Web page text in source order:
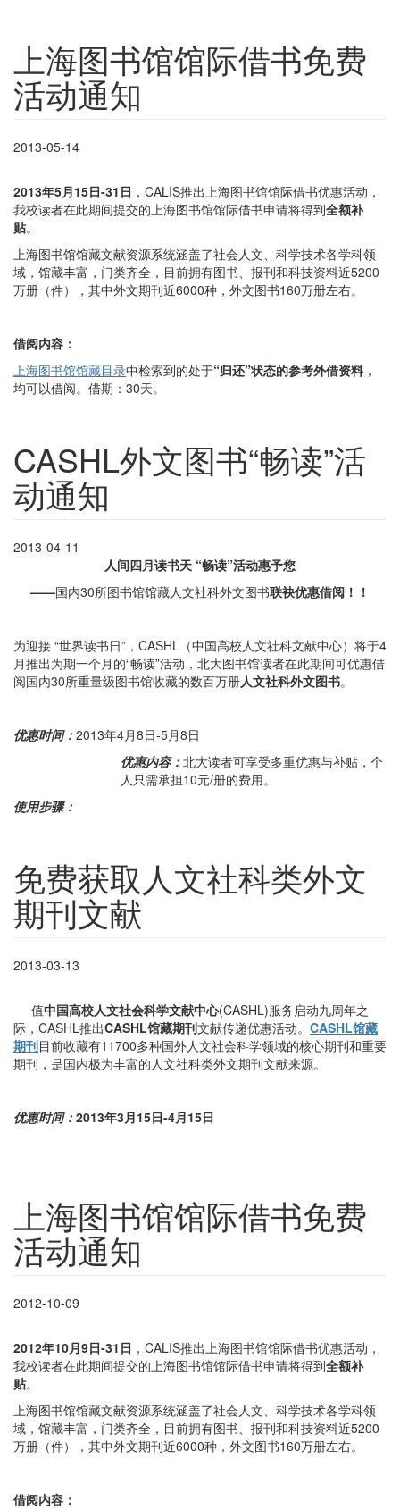
上海图书馆馆际借书免费
活动通知
2013-05-14
2013年5月15日-31日 ，CALIS推出上海图书馆馆际借书优惠活动，
我校读者在此期间提交的上海图书馆馆际借书申请将得到全额补
贴。
上海图书馆馆藏文献资源系统涵盖了社会人文、科学技术各学科领
域，馆藏丰富，门类齐全，目前拥有图书、报刊和科技资料近5200
万册（件），其中外文期刊近6000种，外文图书160万册左右。
借阅内容：
上海图书馆馆藏目录中检索到的处于“归还”状态的参考外借资料 ，
均可以借阅。借期：30天。
CASHL外文图书“畅读”活
动通知
2013-04-11
人间四月读书天 “畅读”活动惠予您
——国内30所图书馆馆藏人文社科外文图书联袂优惠借阅！！
为迎接 “世界读书日”，CASHL（中国高校人文社科文献中心）将于4
月推出为期一个月的“畅读”活动，北大图书馆读者在此期间可优惠借
阅国内30所重量级图书馆收藏的数百万册人文社科外文图书。
优惠时间： 2013年4月8日-5月8日
优惠内容：北大读者可享受多重优惠与补贴，个
人只需承担10元/册的费用。
使用步骤：
免费获取人文社科类外文
期刊文献
2013-03-13
值中国高校人文社会科学文献中心(CASHL)服务启动九周年之
际，CASHL推出CASHL馆藏期刊文献传递优惠活动。 CASHL馆藏
期刊目前收藏有11700多种国外人文社会科学领域的核心期刊和重要
期刊，是国内极为丰富的人文社科类外文期刊文献来源。
优惠时间： 2013年3月15日-4月15日
上海图书馆馆际借书免费
活动通知
2012-10-09
2012年10月9日-31日 ，CALIS推出上海图书馆馆际借书优惠活动，
我校读者在此期间提交的上海图书馆馆际借书申请将得到全额补
贴。
上海图书馆馆藏文献资源系统涵盖了社会人文、科学技术各学科领
域，馆藏丰富，门类齐全，目前拥有图书、报刊和科技资料近5200
万册（件），其中外文期刊近6000种，外文图书160万册左右。
借阅内容：